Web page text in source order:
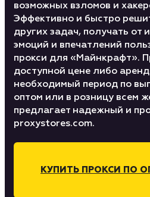
возможных взломов и
Эффективно и быстро
других задач, получать от
эмоций и впечатлений
прокси для «Майнкрафт».
доступной цене либо
необходимый период по
оптом или в розницу всем
предлагает надежный и
proxystores.com.
КУПИТЬ ПРОКСИ ПО